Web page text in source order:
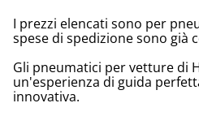
I prezzi elencati sono per
spese di spedizione sono già
Gli pneumatici per vetture di
un'esperienza di guida
innovativa.